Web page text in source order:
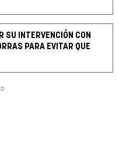
SU INTERVENCIÓN CON
PARA EVITAR QUE